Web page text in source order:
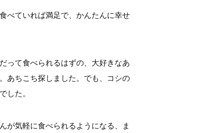
べていれば満足で、かんたんに幸せ
って食べられるはずの、大好きなあ
あちこち探しました。でも、コシの
した。
が気軽に食べられるようになる、ま